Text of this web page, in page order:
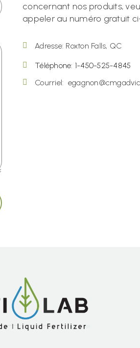
concernant nos produits,
appeler au numéro gratuit
Adresse: Roxton Falls, QC
Téléphone: 1-450-525-4845
Courriel: